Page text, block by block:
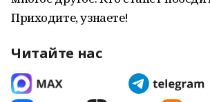
Приходите, узнаете!
Читайте нас